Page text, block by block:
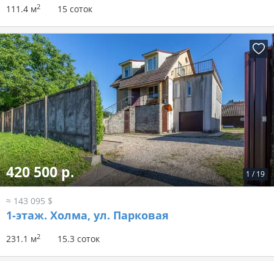
111.4 м2 15 соток
1 / 19
420 500 р.
≈ 143 095 $
1-этаж. Холма, ул. Парковая
231.1 м2 15.3 соток